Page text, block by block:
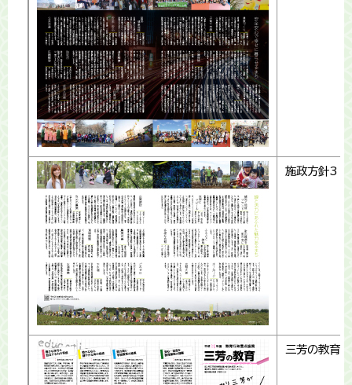
施政方針3
三芳の教育